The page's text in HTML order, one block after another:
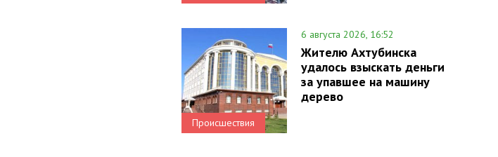
Происшествия
6 августа 2026, 16:52
Жителю Ахтубинска
удалось взыскать деньги
за упавшее на машину
дерево